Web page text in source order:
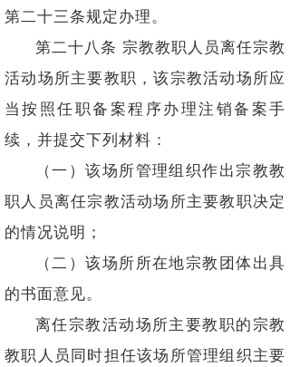
第二十三条规定办理。
第二十八条 宗教教职人员离任宗教
活动场所主要教职，该宗教活动场所应
当按照任职备案程序办理注销备案手
续，并提交下列材料：
（一）该场所管理组织作出宗教教
职人员离任宗教活动场所主要教职决定
的情况说明；
（二）该场所所在地宗教团体出具
的书面意见。
离任宗教活动场所主要教职的宗教
教职人员同时担任该场所管理组织主要